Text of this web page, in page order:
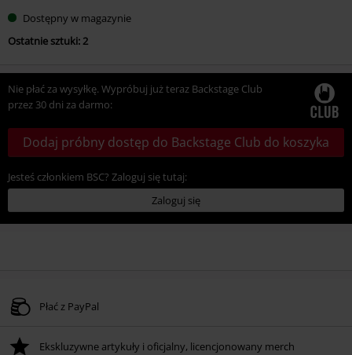
swój
rozmiar
Dostępny w magazynie
Ostatnie sztuki: 2
Nie płać za wysyłkę. Wypróbuj już teraz Backstage Club
przez 30 dni za darmo:
Dodaj próbny dostęp do Backstage Club do koszyka
Jesteś członkiem BSC? Zaloguj się tutaj:
Zaloguj się
Płać z PayPal
Ekskluzywne artykuły i oficjalny, licencjonowany merch